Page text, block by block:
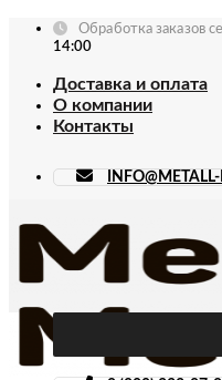
Skip
Обработка заказов
14:00
Доставка и оплата
О компании
Контакты